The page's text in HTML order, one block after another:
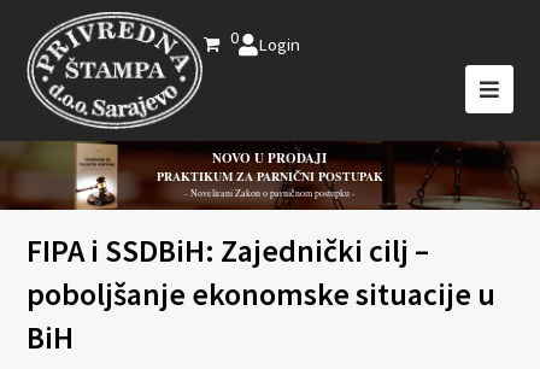
0 Login
NOVO U PRODAJI
PRAKTIKUM ZA PARNIČNI POSTUPAK
- Novelirani Zakon o parničnom postupku -
FIPA i SSDBiH: Zajednički cilj –
poboljšanje ekonomske situacije u
BiH